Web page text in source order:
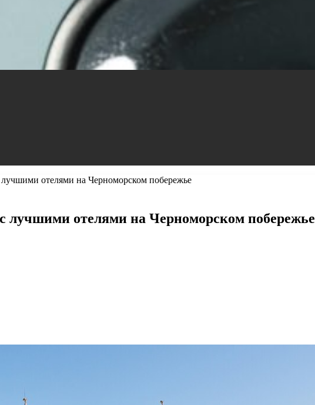
отелями на Черноморском побережье
лучшими отелями на Черноморском побережье